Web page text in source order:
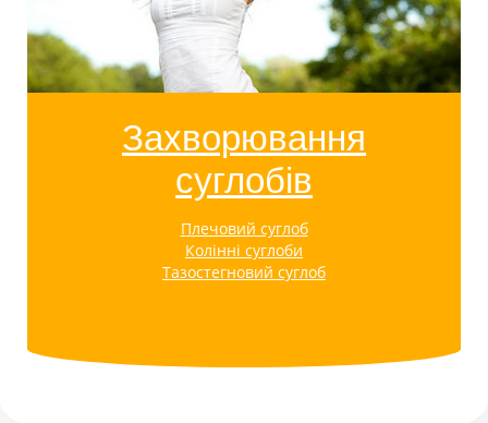
Захворювання
суглобів
Плечовий суглоб
Колінні суглоби
Тазостегновий суглоб